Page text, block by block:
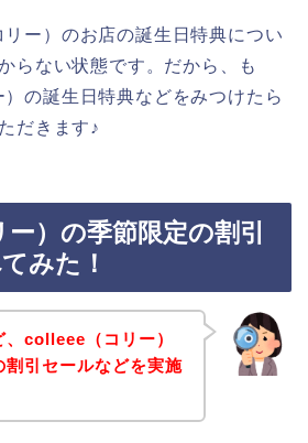
ー）のお店の誕生日特典につい
らない状態です。だから、も
の誕生日特典などをみつけたら
だきます♪
）の季節限定の割引
みた！
colleee（コリー）
引セールなどを実施